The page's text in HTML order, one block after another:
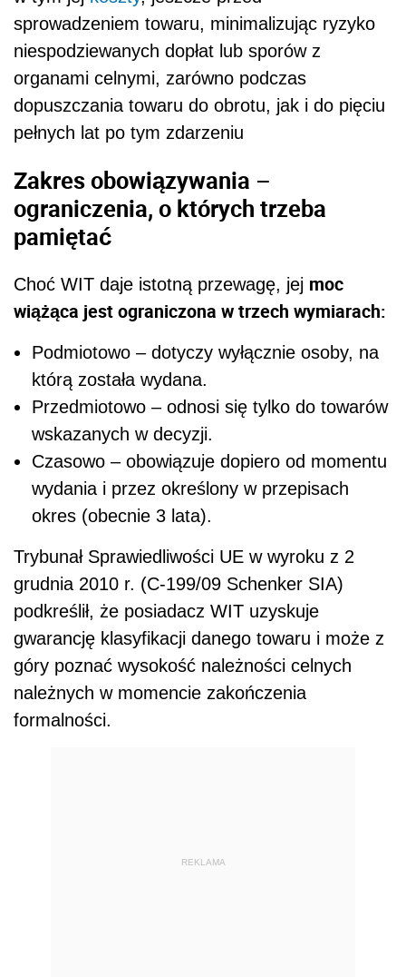
sprowadzeniem towaru, minimalizując ryzyko
niespodziewanych dopłat lub sporów z
organami celnymi, zarówno podczas
dopuszczania towaru do obrotu, jak i do pięciu
pełnych lat po tym zdarzeniu
Zakres obowiązywania –
ograniczenia, o których trzeba
pamiętać
Choć WIT daje istotną przewagę, jej moc
wiążąca jest ograniczona w trzech wymiarach:
Podmiotowo – dotyczy wyłącznie osoby, na
którą została wydana.
Przedmiotowo – odnosi się tylko do towarów
wskazanych w decyzji.
Czasowo – obowiązuje dopiero od momentu
wydania i przez określony w przepisach
okres (obecnie 3 lata).
Trybunał Sprawiedliwości UE w wyroku z 2
grudnia 2010 r. (C-199/09 Schenker SIA)
podkreślił, że posiadacz WIT uzyskuje
gwarancję klasyfikacji danego towaru i może z
góry poznać wysokość należności celnych
należnych w momencie zakończenia
formalności.
REKLAMA